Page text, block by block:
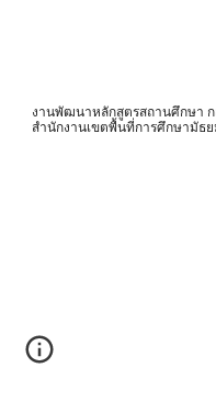
งานพัฒนาหลักสูตรสถานศึกษา ก
สำนักงานเขตพื้นที่การศึกษามัธ